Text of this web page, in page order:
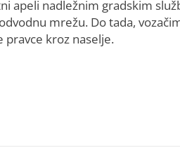
apeli nadležnim gradskim
mrežu. Do tada,
kroz naselje.